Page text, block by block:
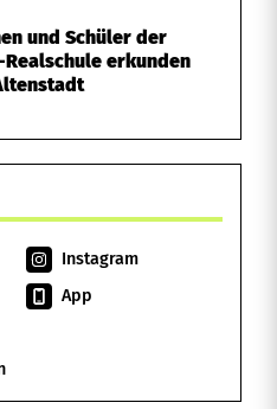
und Schüler der
erkunden
Instagram
App